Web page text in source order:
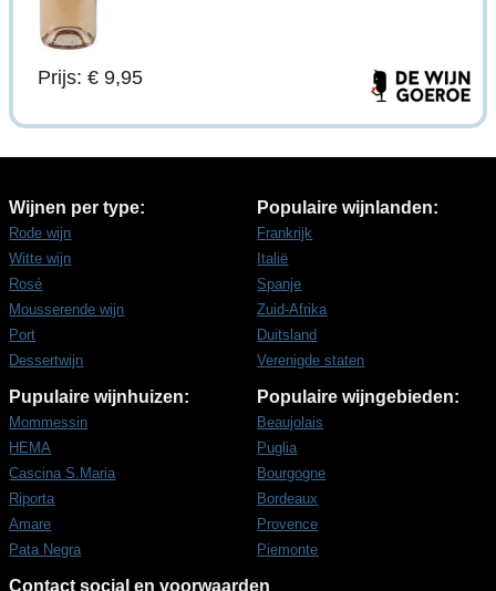
Prijs: € 9,95
Wijnen per type:
Rode wijn
Witte wijn
Rosé
Mousserende wijn
Port
Dessertwijn
Populaire wijnlanden:
Frankrijk
Italië
Spanje
Zuid-Afrika
Duitsland
Verenigde staten
Pupulaire wijnhuizen:
Mommessin
HEMA
Cascina S.Maria
Riporta
Amare
Pata Negra
Populaire wijngebieden:
Beaujolais
Puglia
Bourgogne
Bordeaux
Provence
Piemonte
Contact social en voorwaarden